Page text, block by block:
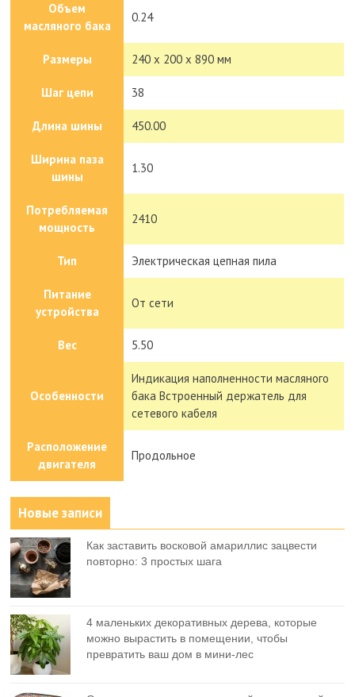
Объем
масляного бака
0.24
Размеры 240 х 200 х 890 мм
Шаг цепи 38
Длина шины 450.00
Ширина паза
шины
1.30
Потребляемая
мощность
2410
Тип Электрическая цепная пила
Питание
устройства
От сети
Вес 5.50
Особенности
Индикация наполненности масляного
бака Встроенный держатель для
сетевого кабеля
Расположение
двигателя
Продольное
Новые записи
Как заставить восковой амариллис зацвести
повторно: 3 простых шага
4 маленьких декоративных дерева, которые
можно вырастить в помещении, чтобы
превратить ваш дом в мини-лес